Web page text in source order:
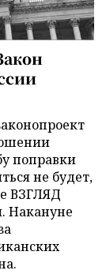
поправки
не будет,
ВЗГЛЯД
Накануне